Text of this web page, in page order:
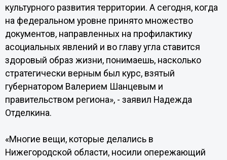
культурного развития территории. А сегодня, когда
на федеральном уровне принято множество
документов, направленных на профилактику
асоциальных явлений и во главу угла ставится
здоровый образ жизни, понимаешь, насколько
стратегически верным был курс, взятый
губернатором Валерием Шанцевым и
правительством региона», - заявил Надежда
Отделкина.
«Многие вещи, которые делались в
Нижегородской области, носили опережающий